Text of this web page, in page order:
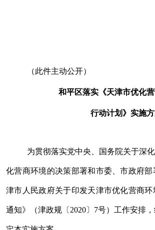
和
（此件主动公开）
和平区落实《天津市优化
行动计划》实施
为贯彻落实党中央、国务院关于深
化营商环境的决策部署和市委、市政府部
津市人民政府关于印发天津市优化营商
通知》（津政规〔 2020〕 7号） 工作安排